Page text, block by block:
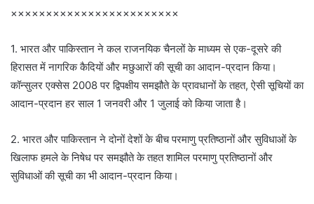
××××××××××××××××××××××××
1. भारत और पाकिस्तान ने कल राजनयिक चैनलों के माध्यम से एक-दूसरे की
हिरासत में नागरिक कैदियों और मछुआरों की सूची का आदान-प्रदान किया।
कॉन्सुलर एक्सेस 2008 पर द्विपक्षीय समझौते के प्रावधानों के तहत, ऐसी सूचियों का
आदान-प्रदान हर साल 1 जनवरी और 1 जुलाई को किया जाता है।
2. भारत और पाकिस्तान ने दोनों देशों के बीच परमाणु प्रतिष्ठानों और सुविधाओं के
खिलाफ हमले के निषेध पर समझौते के तहत शामिल परमाणु प्रतिष्ठानों और
सुविधाओं की सूची का भी आदान-प्रदान किया।